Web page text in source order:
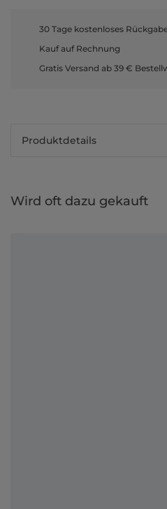
30 Tage kostenloses
Kauf auf Rechnung
Gratis Versand ab 39 €
Produktdetails
Wird oft dazu gekauft